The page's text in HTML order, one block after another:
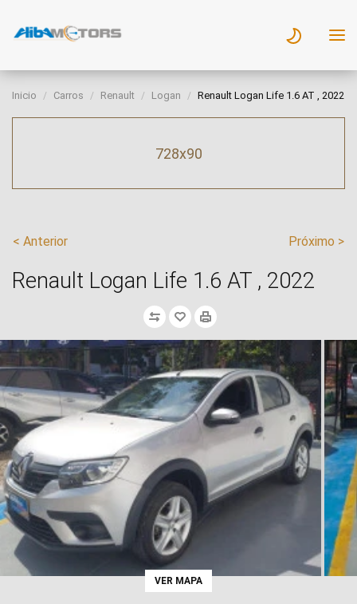
Inicio Carros Renault Logan Renault Logan Life 1.6 AT , 2022
728x90
< Anterior Próximo >
Renault Logan Life 1.6 AT , 2022
VER MAPA